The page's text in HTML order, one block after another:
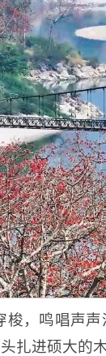
，鸣唱声
扎进硕大的